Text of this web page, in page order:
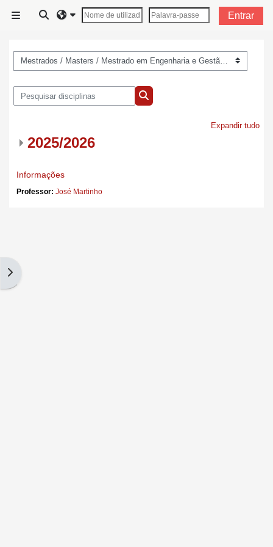
Alternar a entrada da pesquisa Entrar
Abrir painel dos blocos
Categorias de disciplinas
Pesquisar disciplinas
Pesquisar disciplinas
Expandir tudo
2025/2026
Informações
Professor:José Martinho